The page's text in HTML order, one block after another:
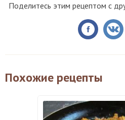
Поделитесь этим рецептом с
Похожие рецепты